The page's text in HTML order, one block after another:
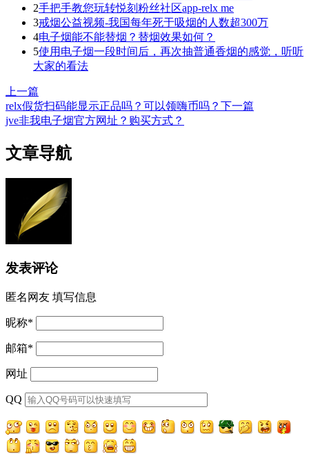
2手把手教您玩转悦刻粉丝社区app-relx me
3戒烟公益视频-我国每年死于吸烟的人数超300万
4电子烟能不能替烟？替烟效果如何？
5使用电子烟一段时间后，再次抽普通香烟的感觉，听听
大家的看法
上一篇
relx假货扫码能显示正品吗？可以领嗨币吗？ 下一篇
jve非我电子烟官方网址？购买方式？
文章导航
发表评论
匿名网友 填写信息
昵称*
邮箱*
网址
QQ